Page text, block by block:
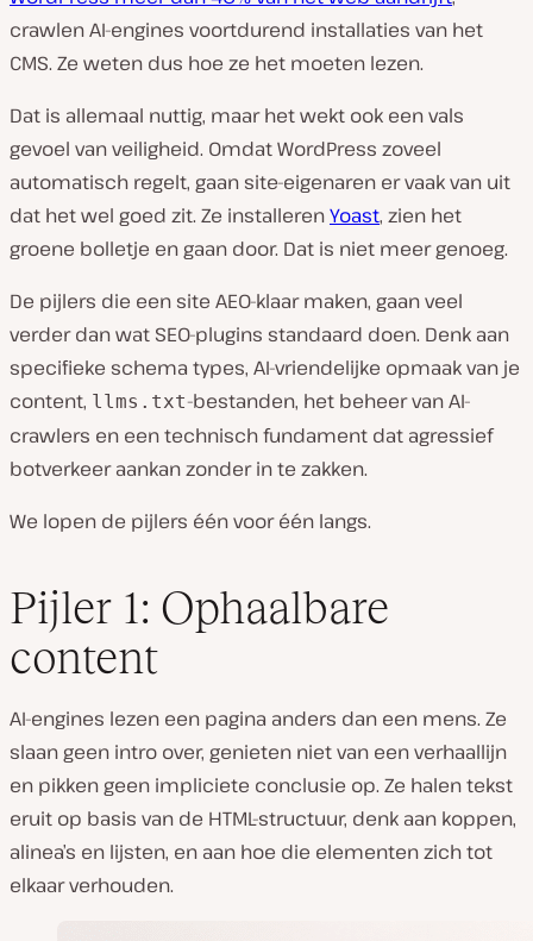
crawlen AI-engines voortdurend installaties van het
CMS. Ze weten dus hoe ze het moeten lezen.
Dat is allemaal nuttig, maar het wekt ook een vals
gevoel van veiligheid. Omdat WordPress zoveel
automatisch regelt, gaan site-eigenaren er vaak van uit
dat het wel goed zit. Ze installerenYoast, zien het
groene bolletje en gaan door. Dat is niet meer genoeg.
De pijlers die een site AEO-klaar maken, gaan veel
verder dan wat SEO-plugins standaard doen. Denk aan
specifieke schema types, AI-vriendelijke opmaak van je
content, llms.txt-bestanden, het beheer van AI-
crawlers en een technisch fundament dat agressief
botverkeer aankan zonder in te zakken.
We lopen de pijlers één voor één langs.
Pijler 1: Ophaalbare
content
AI-engines lezen een pagina anders dan een mens. Ze
slaan geen intro over, genieten niet van een verhaallijn
en pikken geen impliciete conclusie op. Ze halen tekst
eruit op basis van de HTML-structuur, denk aan koppen,
alinea’s en lijsten, en aan hoe die elementen zich tot
elkaar verhouden.